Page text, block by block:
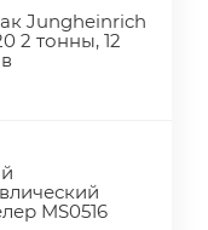
Jungheinrich
2 тонны, 12
MS0516